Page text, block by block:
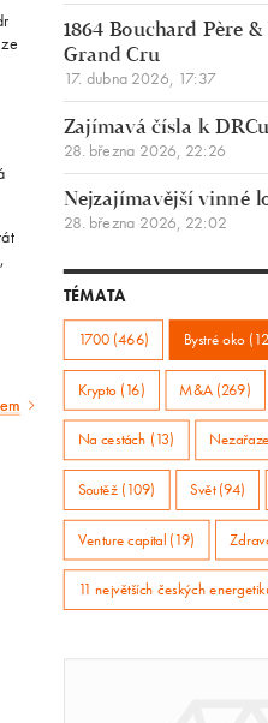
1864 Bouchard Père
Grand Cru
17. dubna 2026, 17:37
Zajímavá čísla k DRCu
28. března 2026, 22:26
Nejzajímavější vinné
28. března 2026, 22:02
TÉMATA
1700 (466) Bystré oko
Krypto (16) M&A (269)
Na cestách (13)
Soutěž (109) Svět (94)
Venture capital (19)
11 největších českých